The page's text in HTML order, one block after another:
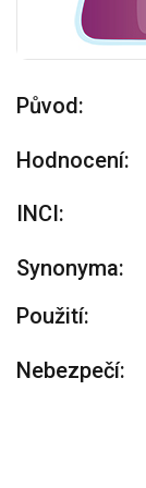
Původ:
Hodnocení:
INCI:
Synonyma:
Použití:
Nebezpečí: